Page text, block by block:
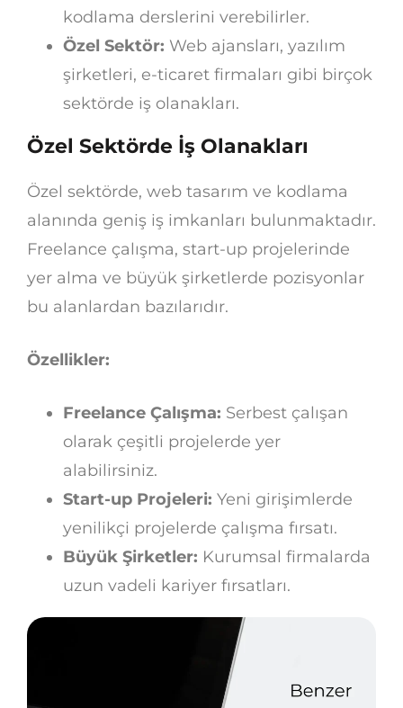
kodlama derslerini verebilirler.
Özel Sektör: Web ajansları, yazılım
şirketleri, e-ticaret firmaları gibi birçok
sektörde iş olanakları.
Özel Sektörde İş Olanakları
Özel sektörde, web tasarım ve kodlama
alanında geniş iş imkanları bulunmaktadır.
Freelance çalışma, start-up projelerinde
yer alma ve büyük şirketlerde pozisyonlar
bu alanlardan bazılarıdır.
Özellikler:
Freelance Çalışma: Serbest çalışan
olarak çeşitli projelerde yer
alabilirsiniz.
Start-up Projeleri: Yeni girişimlerde
yenilikçi projelerde çalışma fırsatı.
Büyük Şirketler: Kurumsal firmalarda
uzun vadeli kariyer fırsatları.